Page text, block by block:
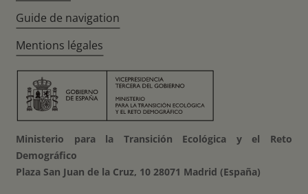
Guide de navigation
Mentions légales
Ministerio para la Transición Ecológica y el Reto
Demográfico
Plaza San Juan de la Cruz, 10 28071 Madrid (España)